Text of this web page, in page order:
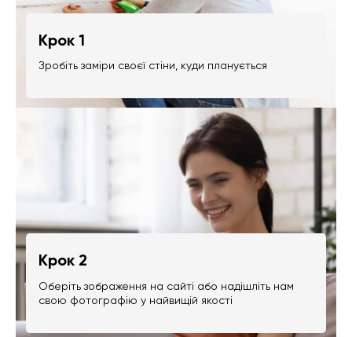
Крок 1
Зробіть заміри своєї стіни, куди планується
Крок 2
Оберіть зображення на сайті або надішліть нам
свою фотографію у найвищій якості